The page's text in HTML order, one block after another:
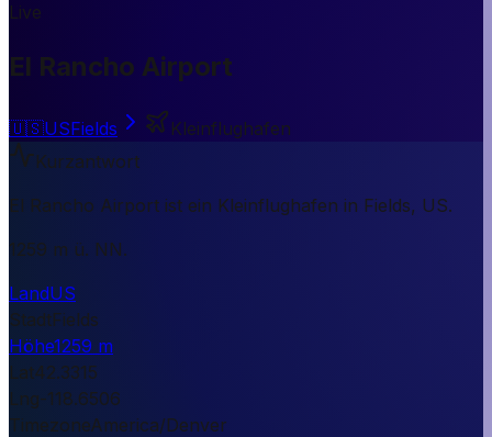
Live
El Rancho Airport
🇺🇸USFields
Kleinflughafen
Kurzantwort
El Rancho Airport ist ein Kleinflughafen in Fields, US.
1259 m ü. NN.
LandUS
StadtFields
Höhe1259 m
Lat42.3315
Lng-118.6506
TimezoneAmerica/Denver